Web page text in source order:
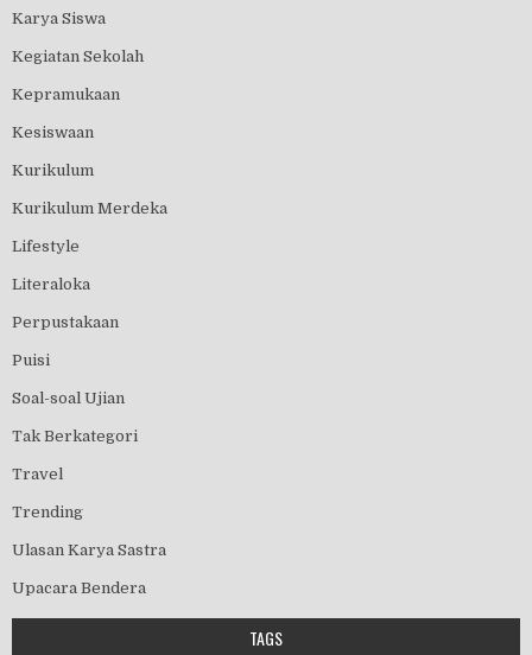
Karya Siswa
Kegiatan Sekolah
Kepramukaan
Kesiswaan
Kurikulum
Kurikulum Merdeka
Lifestyle
Literaloka
Perpustakaan
Puisi
Soal-soal Ujian
Tak Berkategori
Travel
Trending
Ulasan Karya Sastra
Upacara Bendera
TAGS